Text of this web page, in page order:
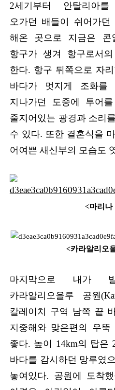
2세기부터 안탈리아
오가던 배들이 쉬어가
해온 곳으로 지금은 콘
항구가 생겨 항구로서
한다. 항구 뒤쪽으로 자
바다가 멋지게 조화를
지나가던 도중에 투어
줄지어있는 광경과 소리
수 있다. 또한 결혼식을
어여쁜 새신부의 모습도
<마리나
<카라알리오
마지막으로 내가
카라알리오을루 공원
칼레이치 구역 남쪽 끝
지중해와 맞은편의 우뚝
좋다. 높이 14km의 탑은
바다를 감시하던 망루였
놓여있다. 공원에 도착